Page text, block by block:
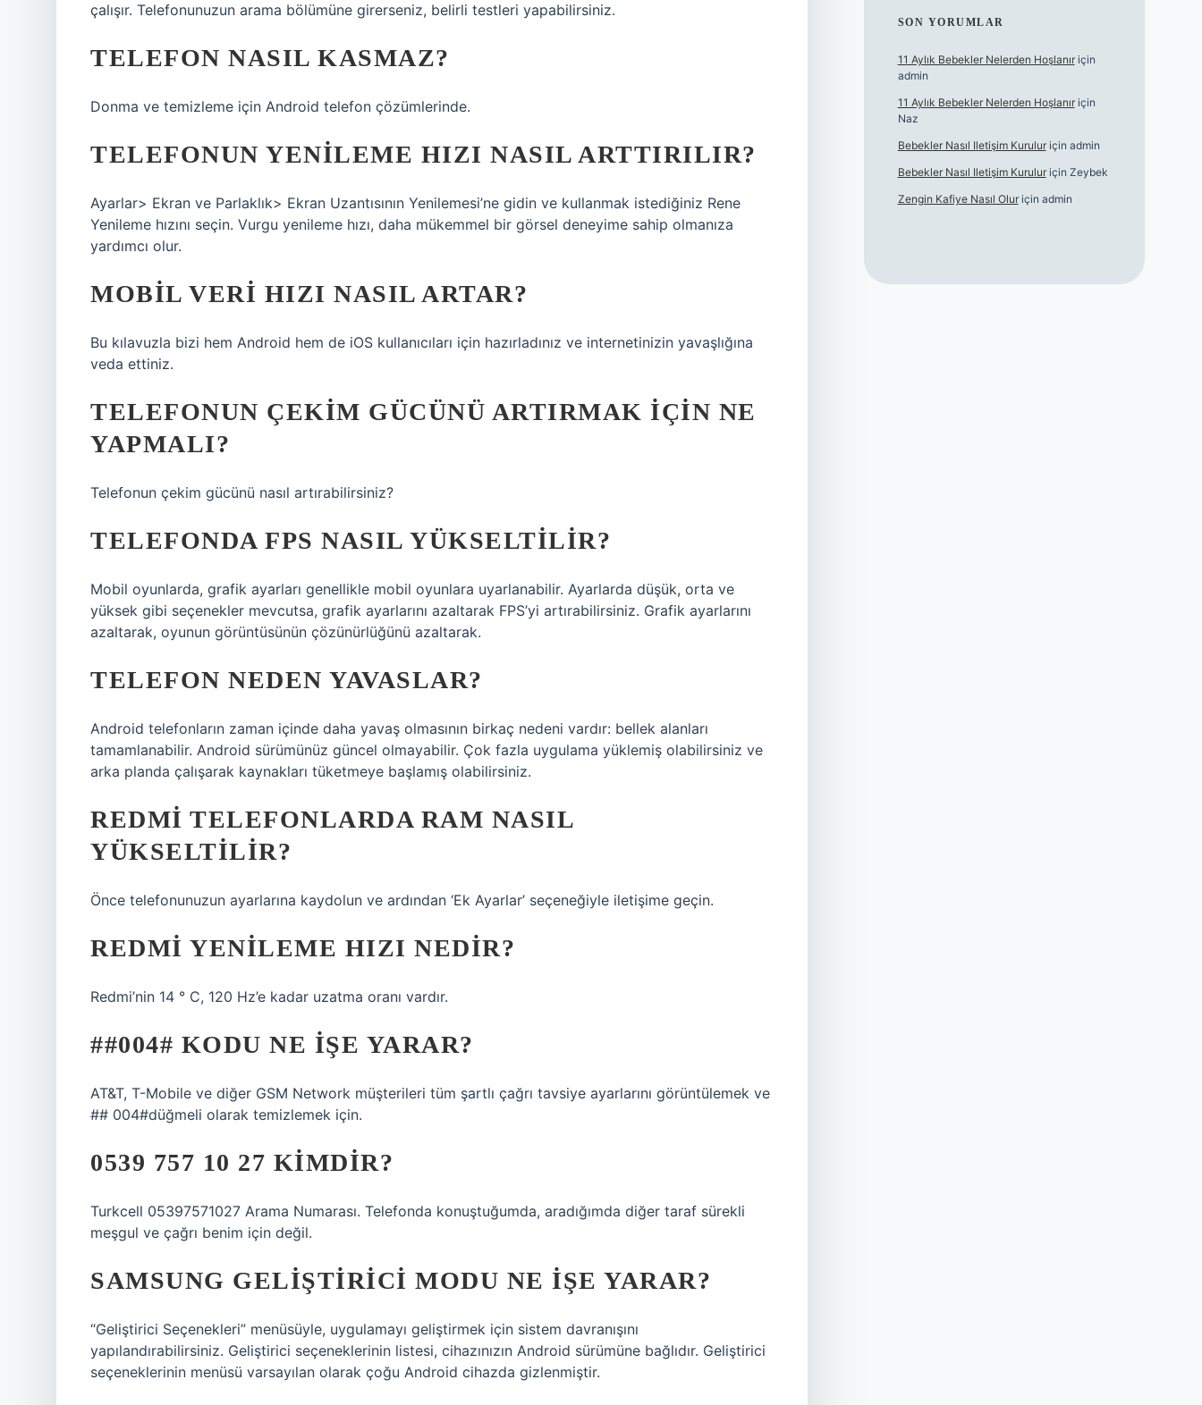
çalışır. Telefonunuzun arama bölümüne girerseniz, belirli testleri yapabilirsiniz.
TELEFON NASIL KASMAZ?
Donma ve temizleme için Android telefon çözümlerinde.
TELEFONUN YENILEME HIZI NASIL ARTTIRILIR?
Ayarlar> Ekran ve Parlaklık> Ekran Uzantısının Yenilemesi’ne gidin ve kullanmak istediğiniz Rene
Yenileme hızını seçin. Vurgu yenileme hızı, daha mükemmel bir görsel deneyime sahip olmanıza
yardımcı olur.
MOBIL VERI HIZI NASIL ARTAR?
Bu kılavuzla bizi hem Android hem de iOS kullanıcıları için hazırladınız ve internetinizin yavaşlığına
veda ettiniz.
TELEFONUN ÇEKIM GÜCÜNÜ ARTIRMAK IÇIN NE
YAPMALI?
Telefonun çekim gücünü nasıl artırabilirsiniz?
TELEFONDA FPS NASIL YÜKSELTILIR?
Mobil oyunlarda, grafik ayarları genellikle mobil oyunlara uyarlanabilir. Ayarlarda düşük, orta ve
yüksek gibi seçenekler mevcutsa, grafik ayarlarını azaltarak FPS’yi artırabilirsiniz. Grafik ayarlarını
azaltarak, oyunun görüntüsünün çözünürlüğünü azaltarak.
TELEFON NEDEN YAVASLAR?
Android telefonların zaman içinde daha yavaş olmasının birkaç nedeni vardır: bellek alanları
tamamlanabilir. Android sürümünüz güncel olmayabilir. Çok fazla uygulama yüklemiş olabilirsiniz ve
arka planda çalışarak kaynakları tüketmeye başlamış olabilirsiniz.
REDMI TELEFONLARDA RAM NASIL
YÜKSELTILIR?
Önce telefonunuzun ayarlarına kaydolun ve ardından ‘Ek Ayarlar’ seçeneğiyle iletişime geçin.
REDMI YENILEME HIZI NEDIR?
Redmi’nin 14 ° C, 120 Hz’e kadar uzatma oranı vardır.
##004# KODU NE IŞE YARAR?
AT&T, T-Mobile ve diğer GSM Network müşterileri tüm şartlı çağrı tavsiye ayarlarını görüntülemek ve
## 004#düğmeli olarak temizlemek için.
0539 757 10 27 KIMDIR?
Turkcell 05397571027 Arama Numarası. Telefonda konuştuğumda, aradığımda diğer taraf sürekli
meşgul ve çağrı benim için değil.
SAMSUNG GELIŞTIRICI MODU NE IŞE YARAR?
“Geliştirici Seçenekleri” menüsüyle, uygulamayı geliştirmek için sistem davranışını
yapılandırabilirsiniz. Geliştirici seçeneklerinin listesi, cihazınızın Android sürümüne bağlıdır. Geliştirici
seçeneklerinin menüsü varsayılan olarak çoğu Android cihazda gizlenmiştir.
SON YORUMLAR
11 Aylık Bebekler Nelerden Hoşlanıriçin
admin
11 Aylık Bebekler Nelerden Hoşlanıriçin
Naz
Bebekler Nasıl Iletişim Kuruluriçin admin
Bebekler Nasıl Iletişim Kuruluriçin Zeybek
Zengin Kafiye Nasıl Oluriçin admin